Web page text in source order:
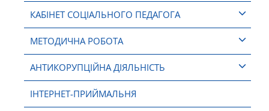
КАБІНЕТ СОЦІАЛЬНОГО ПЕДАГОГА
МЕТОДИЧНА РОБОТА
АНТИКОРУПЦІЙНА ДІЯЛЬНІСТЬ
ІНТЕРНЕТ-ПРИЙМАЛЬНЯ